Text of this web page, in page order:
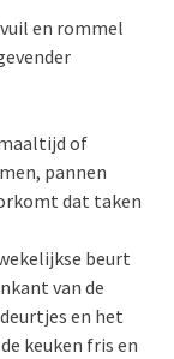
en rommel
of
pannen
dat taken
beurt
van de
en het
keuken fris en